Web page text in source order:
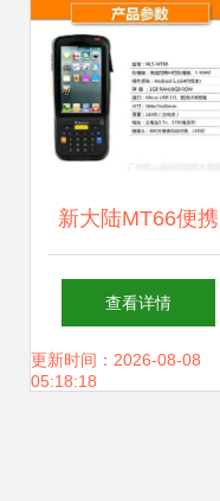
新大陆MT66便携
式数据采集器评测
安卓系统与全网通
查看详情
更新时间：2026-08-08
05:18:18